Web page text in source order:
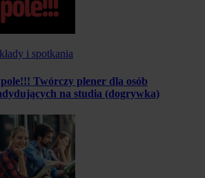
i spotkania
Twórczy plener dla osób
na studia (dogrywka)